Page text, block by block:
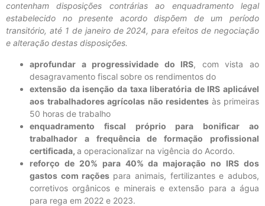
contenham disposições contrárias ao enquadramento legal
estabelecido no presente acordo dispõem de um período
transitório, até 1 de janeiro de 2024, para efeitos de negociação
e alteração destas disposições.
aprofundar a progressividade do IRS, com vista ao
desagravamento fiscal sobre os rendimentos do
extensão da isenção da taxa liberatória de IRS aplicável
aos trabalhadores agrícolas não residentes às primeiras
50 horas de trabalho
enquadramento fiscal próprio para bonificar ao
trabalhador a frequência de formação profissional
certificada, a operacionalizar na vigência do Acordo.
reforço de 20% para 40% da majoração no IRS dos
gastos com rações para animais, fertilizantes e adubos,
corretivos orgânicos e minerais e extensão para a água
para rega em 2022 e 2023.